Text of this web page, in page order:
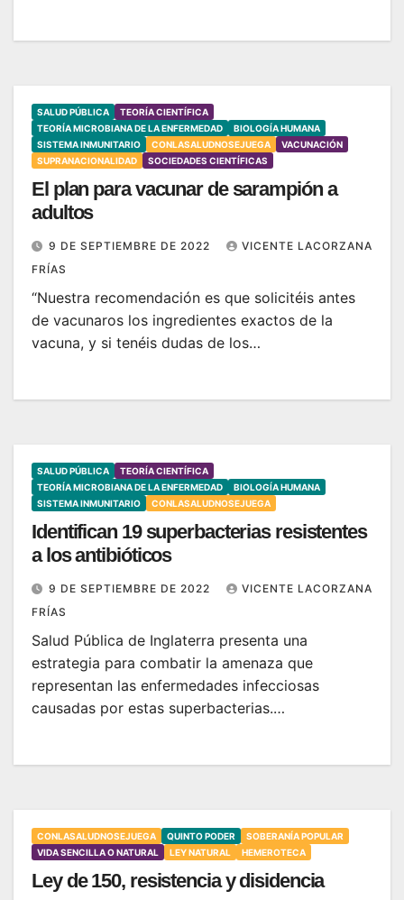
SALUD PÚBLICA
TEORÍA CIENTÍFICA
TEORÍA MICROBIANA DE LA ENFERMEDAD
BIOLOGÍA HUMANA
SISTEMA INMUNITARIO
CONLASALUDNOSEJUEGA
VACUNACIÓN
SUPRANACIONALIDAD
SOCIEDADES CIENTÍFICAS
El plan para vacunar de sarampión a
adultos
9 DE SEPTIEMBRE DE 2022
VICENTE LACORZANA
FRÍAS
“Nuestra recomendación es que solicitéis antes
de vacunaros los ingredientes exactos de la
vacuna, y si tenéis dudas de los…
SALUD PÚBLICA
TEORÍA CIENTÍFICA
TEORÍA MICROBIANA DE LA ENFERMEDAD
BIOLOGÍA HUMANA
SISTEMA INMUNITARIO
CONLASALUDNOSEJUEGA
Identifican 19 superbacterias resistentes
a los antibióticos
9 DE SEPTIEMBRE DE 2022
VICENTE LACORZANA
FRÍAS
Salud Pública de Inglaterra presenta una
estrategia para combatir la amenaza que
representan las enfermedades infecciosas
causadas por estas superbacterias.…
CONLASALUDNOSEJUEGA QUINTO PODER
SOBERANÍA POPULAR
VIDA SENCILLA O NATURAL
LEY NATURAL HEMEROTECA
Ley de 150, resistencia y disidencia